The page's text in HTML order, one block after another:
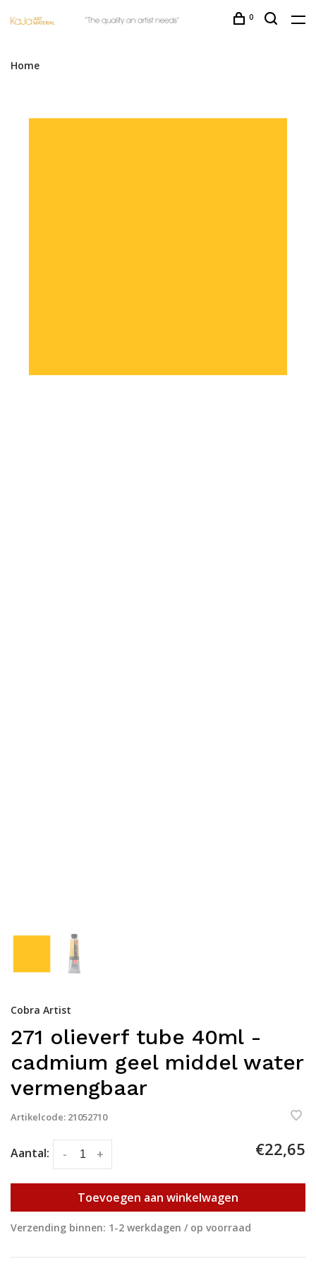
0
Home
Cobra Artist
271 olieverf tube 40ml -
cadmium geel middel water
vermengbaar
Artikelcode: 21052710
Aantal: +
- €22,65
Toevoegen aan winkelwagen
Verzending binnen: 1-2 werkdagen / op voorraad